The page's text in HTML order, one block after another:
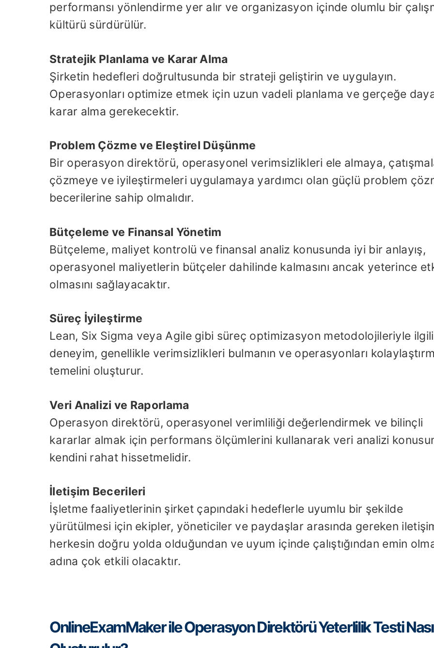
performansı yönlendirme yer alır ve organizasyon içinde olumlu bir
kültürü sürdürülür.
Stratejik Planlama ve Karar Alma
Şirketin hedefleri doğrultusunda bir strateji geliştirin ve uygulayın.
Operasyonları optimize etmek için uzun vadeli planlama ve gerçeğe
karar alma gerekecektir.
Problem Çözme ve Eleştirel Düşünme
Bir operasyon direktörü, operasyonel verimsizlikleri ele almaya,
çözmeye ve iyileştirmeleri uygulamaya yardımcı olan güçlü problem
becerilerine sahip olmalıdır.
Bütçeleme ve Finansal Yönetim
Bütçeleme, maliyet kontrolü ve finansal analiz konusunda iyi bir anlayış,
operasyonel maliyetlerin bütçeler dahilinde kalmasını ancak yeterince
olmasını sağlayacaktır.
Süreç İyileştirme
Lean, Six Sigma veya Agile gibi süreç optimizasyon metodolojileriyle ilgili
deneyim, genellikle verimsizlikleri bulmanın ve operasyonları
temelini oluşturur.
Veri Analizi ve Raporlama
Operasyon direktörü, operasyonel verimliliği değerlendirmek ve bilinçli
kararlar almak için performans ölçümlerini kullanarak veri analizi
kendini rahat hissetmelidir.
İletişim Becerileri
İşletme faaliyetlerinin şirket çapındaki hedeflerle uyumlu bir şekilde
yürütülmesi için ekipler, yöneticiler ve paydaşlar arasında gereken
herkesin doğru yolda olduğundan ve uyum içinde çalıştığından emin
adına çok etkili olacaktır.
OnlineExamMaker ile Operasyon Direktörü Yeterlilik Testi